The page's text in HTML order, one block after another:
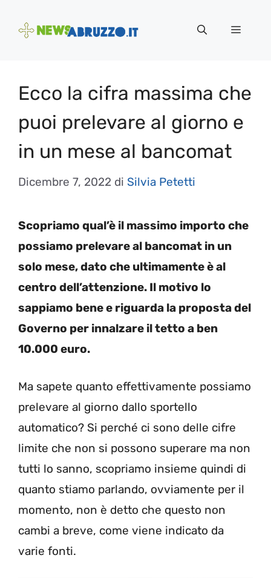
Menu
Ecco la cifra massima che
puoi prelevare al giorno e
in un mese al bancomat
Dicembre 7, 2022 di Silvia Petetti
Scopriamo qual’è il massimo importo che
possiamo prelevare al bancomat in un
solo mese, dato che ultimamente è al
centro dell’attenzione. Il motivo lo
sappiamo bene e riguarda la proposta del
Governo per innalzare il tetto a ben
10.000 euro.
Ma sapete quanto effettivamente possiamo
prelevare al giorno dallo sportello
automatico? Si perché ci sono delle cifre
limite che non si possono superare ma non
tutti lo sanno, scopriamo insieme quindi di
quanto stiamo parlando, ovviamente per il
momento, non è detto che questo non
cambi a breve, come viene indicato da
varie fonti.